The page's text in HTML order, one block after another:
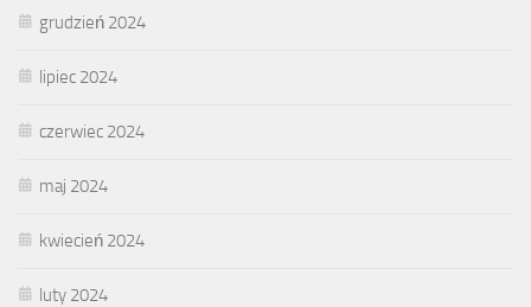
grudzień 2024
lipiec 2024
czerwiec 2024
maj 2024
kwiecień 2024
luty 2024